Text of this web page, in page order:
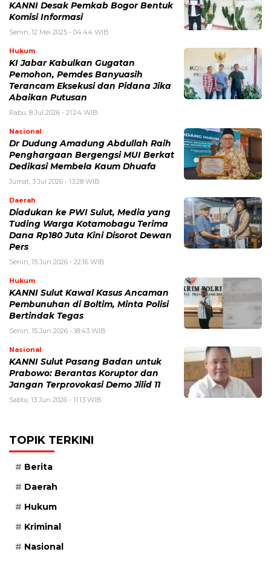
KANNI Desak Pemkab Bogor Bentuk
Komisi Informasi
Senin, 12 Mei 2025 - 04:44 WIB
Hukum
KI Jabar Kabulkan Gugatan
Pemohon, Pemdes Banyuasih
Terancam Eksekusi dan Pidana Jika
Abaikan Putusan
Rabu, 8 Jul 2026 - 21:24 WIB
Nasional
Dr Dudung Amadung Abdullah Raih
Penghargaan Bergengsi MUI Berkat
Dedikasi Membela Kaum Dhuafa
Jumat, 3 Jul 2026 - 13:28 WIB
Daerah
Diadukan ke PWI Sulut, Media yang
Tuding Warga Kotamobagu Terima
Dana Rp180 Juta Kini Disorot Dewan
Pers
Senin, 15 Jun 2026 - 22:16 WIB
Hukum
KANNI Sulut Kawal Kasus Ancaman
Pembunuhan di Boltim, Minta Polisi
Bertindak Tegas
Senin, 15 Jun 2026 - 18:43 WIB
Nasional
KANNI Sulut Pasang Badan untuk
Prabowo: Berantas Koruptor dan
Jangan Terprovokasi Demo Jilid 11
Sabtu, 13 Jun 2026 - 11:13 WIB
TOPIK TERKINI
Berita
Daerah
Hukum
Kriminal
Nasional